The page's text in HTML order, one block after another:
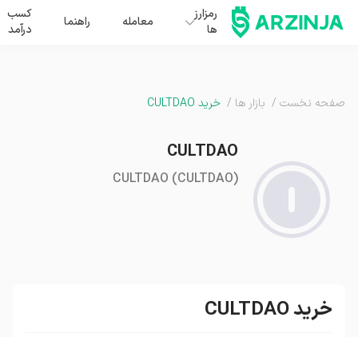
رمزارز
ها
معامله راهنما
کسب
درآمد
صفحه نخست / بازار ها / خرید CULTDAO
CULTDAO
CULTDAO (CULTDAO)
خرید CULTDAO